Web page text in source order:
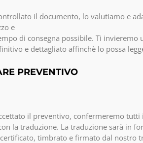
il documento, lo valutiamo e
e
di consegna possibile. Ti invieremo
e dettagliato affinchè lo possa
PREVENTIVO
il preventivo, confermeremo tutti
la traduzione. La traduzione sarà in
certificato, timbrato e firmato dal nostro